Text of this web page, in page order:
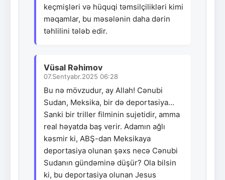
keçmişləri və hüquqi təmsilçilikləri kimi
məqamlar, bu məsələnin daha dərin
təhlilini tələb edir.
Vüsal Rəhimov
07.Sentyabr.2025 06:28
Bu nə mövzudur, ay Allah! Cənubi
Sudan, Meksika, bir də deportasiya...
Sanki bir triller filminin sujetidir, amma
real həyatda baş verir. Adamın ağlı
kəsmir ki, ABŞ-dan Meksikaya
deportasiya olunan şəxs necə Cənubi
Sudanın gündəminə düşür? Ola bilsin
ki, bu deportasiya olunan Jesus